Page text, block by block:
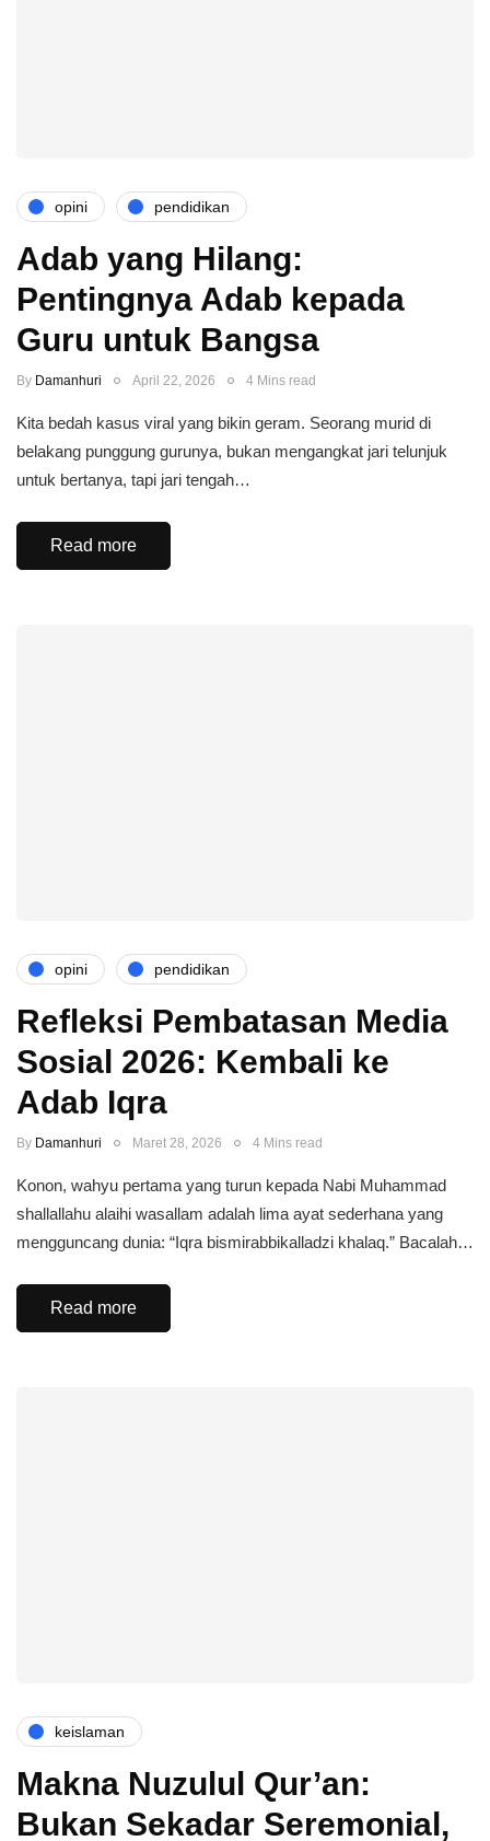
opini pendidikan
Adab yang Hilang:
Pentingnya Adab kepada
Guru untuk Bangsa
By Damanhuri April 22, 2026 4 Mins read
Kita bedah kasus viral yang bikin geram. Seorang murid di
belakang punggung gurunya, bukan mengangkat jari telunjuk
untuk bertanya, tapi jari tengah…
Read more
opini pendidikan
Refleksi Pembatasan Media
Sosial 2026: Kembali ke
Adab Iqra
By Damanhuri Maret 28, 2026 4 Mins read
Konon, wahyu pertama yang turun kepada Nabi Muhammad
shallallahu alaihi wasallam adalah lima ayat sederhana yang
mengguncang dunia: “Iqra bismirabbikalladzi khalaq.” Bacalah…
Read more
keislaman
Makna Nuzulul Qur’an:
Bukan Sekadar Seremonial,